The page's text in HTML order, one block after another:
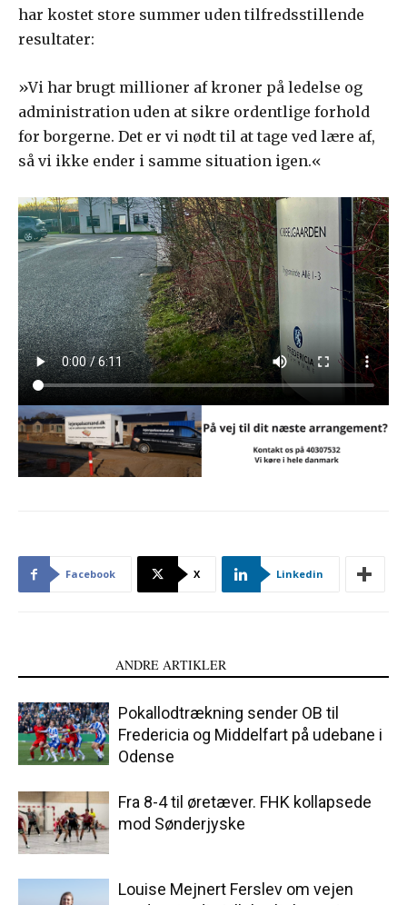
har kostet store summer uden tilfredsstillende
resultater:
»Vi har brugt millioner af kroner på ledelse og
administration uden at sikre ordentlige forhold
for borgerne. Det er vi nødt til at tage ved lære af,
så vi ikke ender i samme situation igen.«
Facebook X Linkedin
ANDRE ARTIKLER
Pokallodtrækning sender OB til
Fredericia og Middelfart på udebane i
Odense
Fra 8-4 til øretæver. FHK kollapsede
mod Sønderjyske
Louise Mejnert Ferslev om vejen